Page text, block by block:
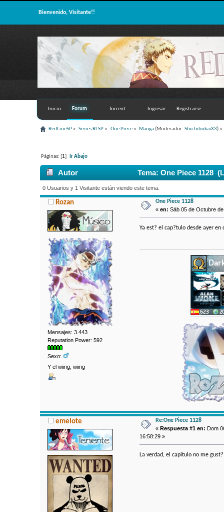
Bienvenido, Visitante!!
Inicio Forum Torrent Ingresar Registrarse
RedLineSP » Series RLSP » One Piece» Manga(Moderador:ShichibukaiX3) »
Páginas: [ 1] Ir Abajo
Autor Tema: One Piece 1128
0 Usuarios y 1 Visitante están viendo este tema.
Rozan
Mensajes: 3.443
Reputation Power: 592
Sexo:
Y el wiing, wiing
One Piece 1128
«en: Sáb 05 de Octubre
Ya est? el cap?tulo desde ayer en
emelote
Re:One Piece 1128
«Respuesta #1 en: Dom
16:58:29 »
La verdad, el capitulo no me